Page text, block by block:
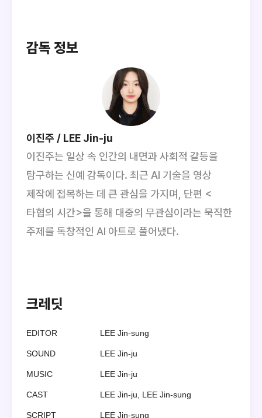
감독 정보
이진주 / LEE Jin-ju
이진주는 일상 속 인간의 내면과 사회적 갈등을
탐구하는 신예 감독이다. 최근 AI 기술을 영상
제작에 접목하는 데 큰 관심을 가지며, 단편 <
타협의 시간>을 통해 대중의 무관심이라는 묵직한
주제를 독창적인 AI 아트로 풀어냈다.
크레딧
EDITOR LEE Jin-sung
SOUND LEE Jin-ju
MUSIC LEE Jin-ju
CAST LEE Jin-ju, LEE Jin-sung
SCRIPT LEE Jin-sung